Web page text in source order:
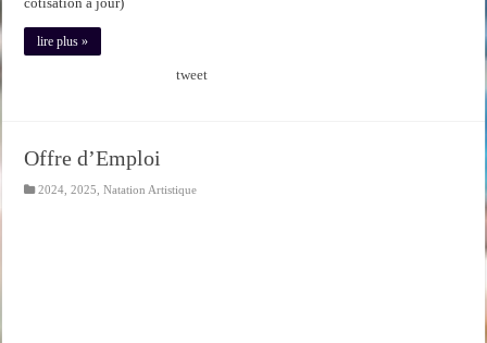
lire plus »
tweet
Offre d’Emploi
2024 ,2025 ,Natation Artistique